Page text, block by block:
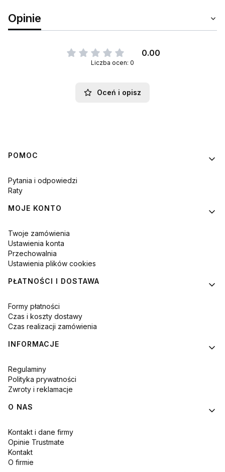
Opinie
0.00
Liczba ocen: 0
Oceń i opisz
Linki w stopce
POMOC
Pytania i odpowiedzi
Raty
MOJE KONTO
Twoje zamówienia
Ustawienia konta
Przechowalnia
Ustawienia plików cookies
PŁATNOŚCI I DOSTAWA
Formy płatności
Czas i koszty dostawy
Czas realizacji zamówienia
INFORMACJE
Regulaminy
Polityka prywatności
Zwroty i reklamacje
O NAS
Kontakt i dane firmy
Opinie Trustmate
Kontakt
O firmie